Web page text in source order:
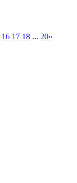
16 17 18 ... 20»